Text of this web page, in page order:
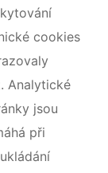
cookies
Analytické
jsou
při